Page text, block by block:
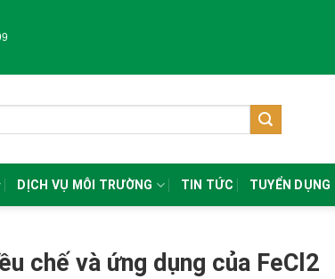
DỊCH VỤ MÔI TRƯỜNG TIN TỨC TUYỂN DỤNG
chế và ứng dụng của FeCl2